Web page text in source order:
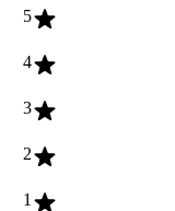
5
4
3
2
1